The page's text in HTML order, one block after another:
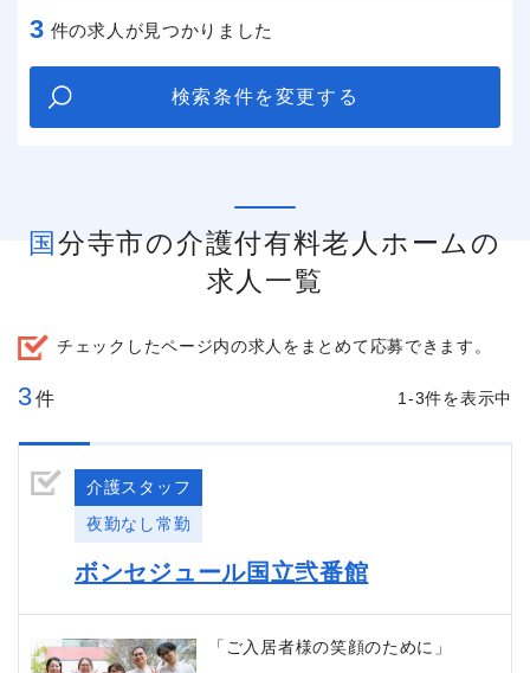
3 件の求人が見つかりました
検索条件を変更する
国分寺市の介護付有料老人ホームの
求人一覧
チェックしたページ内の求人をまとめて応募できます。
3件 1-3件を表示中
介護スタッフ
夜勤なし常勤
ボンセジュール国立弐番館
「ご入居者様の笑顔のために」